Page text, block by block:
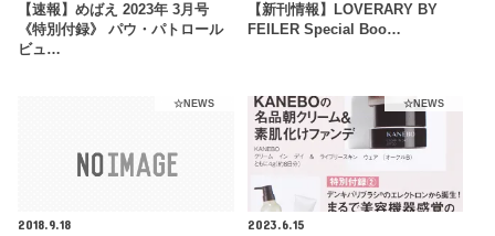
【速報】めばえ 2023年 3月号
《特別付録》 パウ・パトロール
ビュ…
【新刊情報】LOVERARY BY
FEILER Special Boo…
☆NEWS
2018.9.18
☆NEWS
2023.6.15